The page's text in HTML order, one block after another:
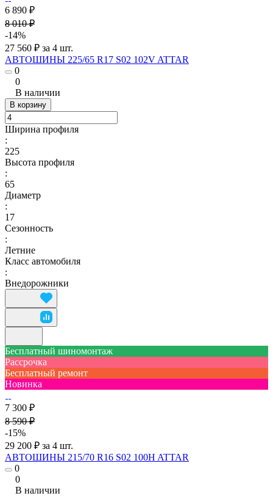
6 890 ₽
8 010 ₽
-14%
27 560 ₽ за 4 шт.
АВТОШИНЫ 225/65 R17 S02 102V ATTAR
0
0
В наличии
В корзину
Ширина профиля
:
225
Высота профиля
:
65
Диаметр
:
17
Сезонность
:
Летние
Класс автомобиля
:
Внедорожники
Бесплатный шиномонтаж
Рассрочка
Бесплатный ремонт
Новинка
7 300 ₽
8 590 ₽
-15%
29 200 ₽ за 4 шт.
АВТОШИНЫ 215/70 R16 S02 100H ATTAR
0
0
В наличии